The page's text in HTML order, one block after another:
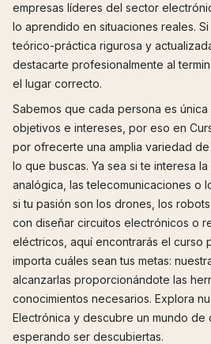
empresas líderes del sector
lo aprendido en situaciones reales.
teórico-práctica rigurosa y
destacarte profesionalmente al
el lugar correcto.
Sabemos que cada persona es
objetivos e intereses, por eso en
por ofrecerte una amplia variedad
lo que buscas. Ya sea si te interesa
analógica, las telecomunicaciones o
si tu pasión son los drones, los
con diseñar circuitos electrónicos o
eléctricos, aquí encontrarás el curso
importa cuáles sean tus metas:
alcanzarlas proporcionándote las
conocimientos necesarios. Explora
Electrónica y descubre un mundo de
esperando ser descubiertas.